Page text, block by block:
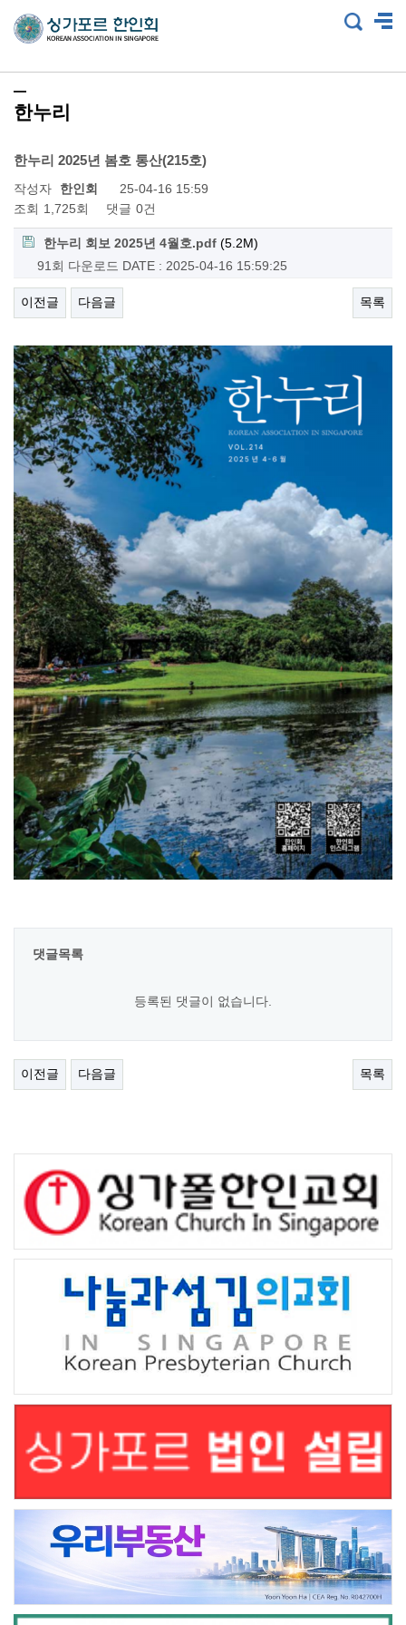
한누리
한누리 2025년 봄호 통산(215호)
작성자
한인회
25-04-16 15:59
조회 1,725회 댓글 0건
한누리 회보 2025년 4월호.pdf (5.2M)
91회 다운로드 DATE : 2025-04-16 15:59:25
이전글 다음글 목록
댓글목록
등록된 댓글이 없습니다.
이전글 다음글 목록